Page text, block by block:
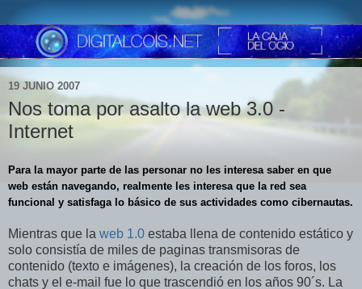
19 JUNIO 2007
Nos toma por asalto la web 3.0 -
Internet
Para la mayor parte de las personar no les interesa saber en que
web están navegando, realmente les interesa que la red sea
funcional y satisfaga lo básico de sus actividades como cibernautas.
Mientras que la web 1.0 estaba llena de contenido estático y
solo consistía de miles de paginas transmisoras de
contenido (texto e imágenes), la creación de los foros, los
chats y el e-mail fue lo que trascendió en los años 90´s. La